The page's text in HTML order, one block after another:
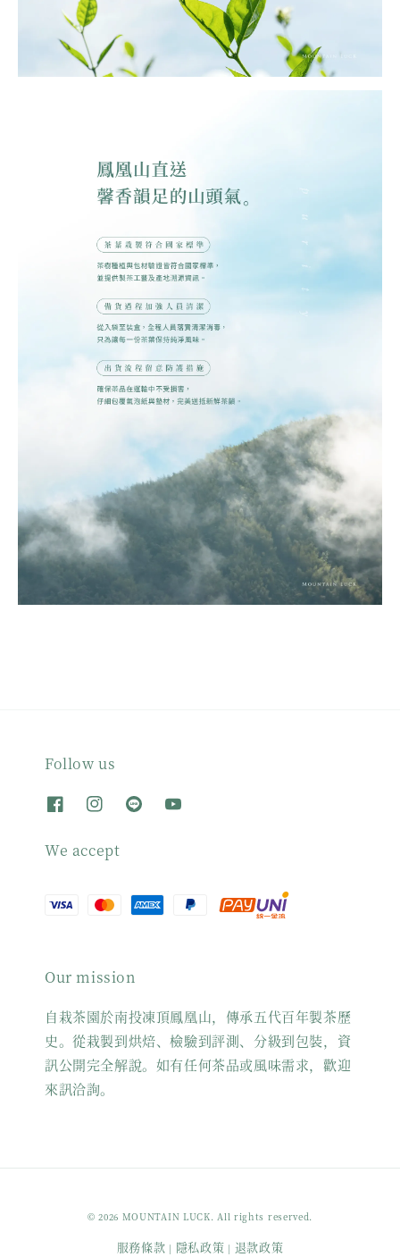
Follow us
We accept
Our mission
自栽茶園於南投凍頂鳳凰山，傳承五代百年製茶歷
史。從栽製到烘焙、檢驗到評測、分級到包裝，資
訊公開完全解說。如有任何茶品或風味需求，歡迎
來訊洽詢。
© 2026 MOUNTAIN LUCK. All rights reserved.
服務條款 | 隱私政策 | 退款政策